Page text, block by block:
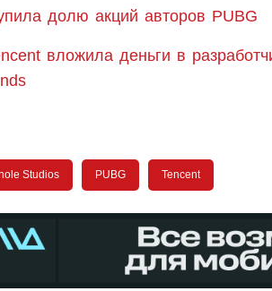
долю акций авторов PUBG
вложила деньги в
Studios PUBG Tencent